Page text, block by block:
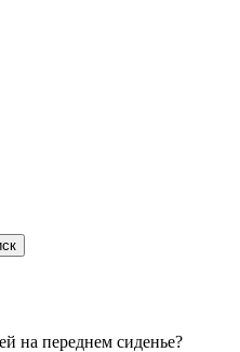
на переднем сиденье?